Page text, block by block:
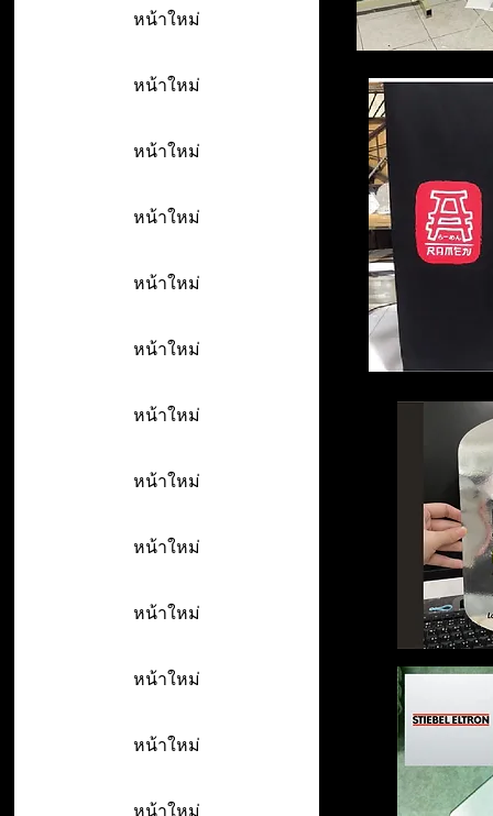
หน้าใหม่
หน้าใหม่
หน้าใหม่
หน้าใหม่
หน้าใหม่
หน้าใหม่
หน้าใหม่
หน้าใหม่
หน้าใหม่
หน้าใหม่
หน้าใหม่
หน้าใหม่
หน้าใหม่